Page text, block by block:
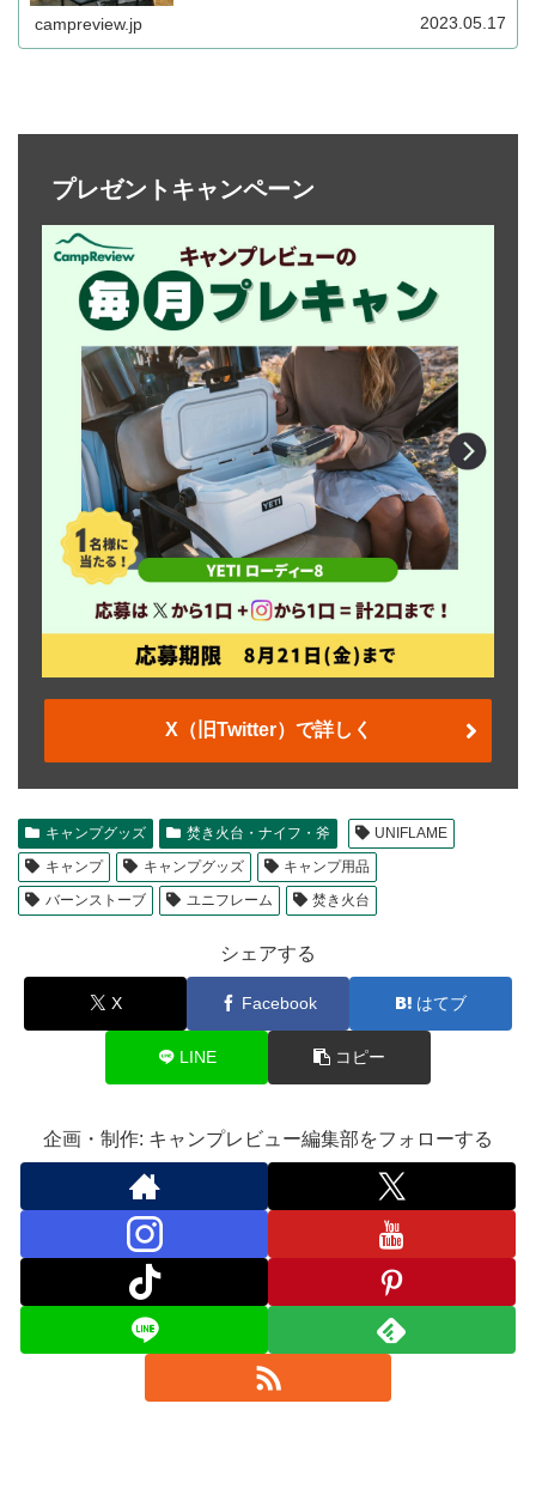
campreview.jp 2023.05.17
プレゼントキャンペーン
X（旧Twitter）で詳しく
キャンプグッズ 焚き火台・ナイフ・斧
UNIFLAME
キャンプ
キャンプグッズ
キャンプ用品
バーンストーブ
ユニフレーム 焚き火台
シェアする
X Facebook はてブ
LINE コピー
企画・制作: キャンプレビュー編集部をフォローする